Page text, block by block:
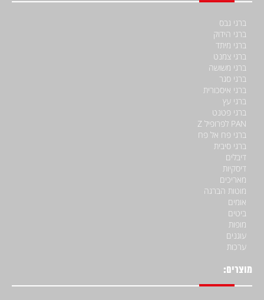
ברגי גבס
ברגי הידוק
ברגי מיתד
ברגי צמנט
ברגי משושה
ברגי סגר
ברגי איסכורית
ברגי עץ
ברגי פטנט
PAN לפרופיל Z
ברגי פח אל פח
ברגי סיבית
דיבלים
דיסקיות
מאריכים
מוטות הברגה
אומים
ביטים
מופות
עוגנים
ערכות
מוצרים: